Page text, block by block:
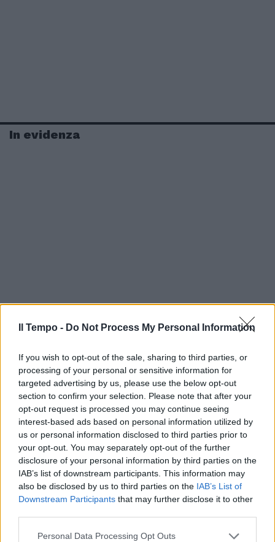
Il Tempo - Do Not Process My Personal Information
If you wish to opt-out of the sale, sharing to third parties, or
processing of your personal or sensitive information for
targeted advertising by us, please use the below opt-out
section to confirm your selection. Please note that after your
opt-out request is processed you may continue seeing
interest-based ads based on personal information utilized by
us or personal information disclosed to third parties prior to
your opt-out. You may separately opt-out of the further
disclosure of your personal information by third parties on the
IAB’s list of downstream participants. This information may
also be disclosed by us to third parties on the IAB’s List of
Downstream Participants that may further disclose it to other
Personal Data Processing Opt Outs
In evidenza